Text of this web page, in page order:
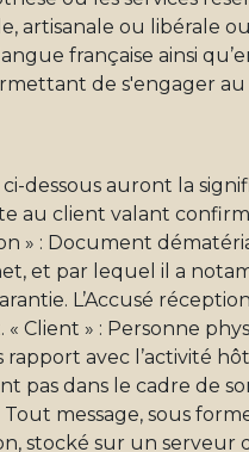
artisanale ou libérale
française ainsi
de s'engager au
dessous auront la
au client valant
» : Document
et par lequel il a
L’Accusé
» : Personne
rapport avec l’activité
pas dans le cadre de
message, sous
stocké sur un serveur